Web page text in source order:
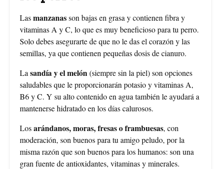
Lasmanzanasson bajas en grasa y contienen fibra y
vitaminas A y C, lo que es muy beneficioso para tu perro.
Solo debes asegurarte de que no le das el corazón y las
semillas, ya que contienen pequeñas dosis de cianuro.
La sandía y el melón (siempre sin la piel) son opciones
saludables que le proporcionarán potasio y vitaminas A,
B6 y C. Y su alto contenido en agua también le ayudará a
mantenerse hidratado en los días calurosos.
Losarándanos, moras, fresas o frambuesas, con
moderación, son buenos para tu amigo peludo, por la
misma razón que son buenos para los humanos: son una
gran fuente de antioxidantes, vitaminas y minerales.